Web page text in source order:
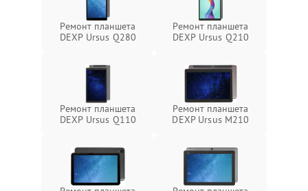
Ремонт планшета
DEXP Ursus Q280
Ремонт планшета
DEXP Ursus Q210
Ремонт планшета
DEXP Ursus Q110
Ремонт планшета
DEXP Ursus M210